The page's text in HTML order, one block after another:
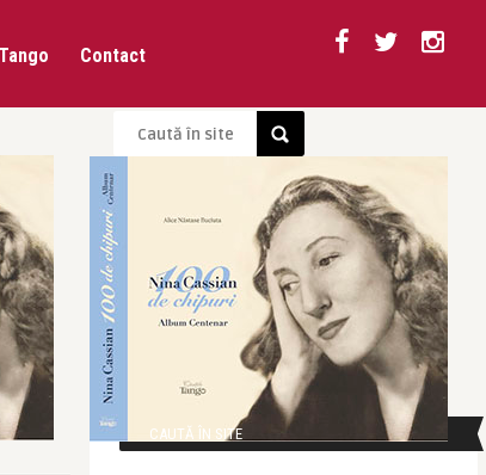
Contact
CAUTĂ ÎN SITE